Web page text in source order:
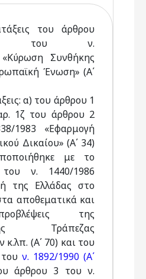
του άρθρου
του ν.
Συνθήκης
Ένωση» (Α΄
α) του άρθρου 1
1ζ του άρθρου 2
1983 «Εφαρμογή
Δικαίου» (Α΄ 34)
με το
ν. 1440/1986
της Ελλάδας στο
αποθεματικά και
της
Τράπεζας
κ.λπ. (Α΄ 70) και του
ν. 1892/1990 (Α΄
άρθρου 3 του ν.